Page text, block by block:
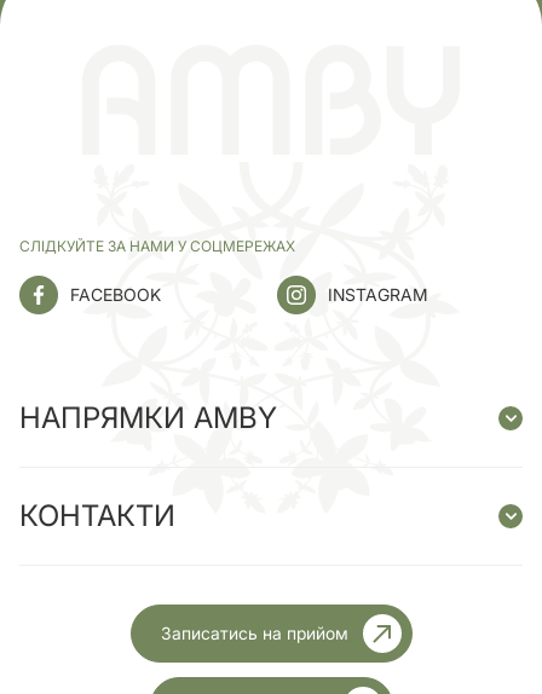
СЛІДКУЙТЕ ЗА НАМИ У СОЦМЕРЕЖАХ
FACEBOOK INSTAGRAM
НАПРЯМКИ AMBY
КОНТАКТИ
Записатись на прийом